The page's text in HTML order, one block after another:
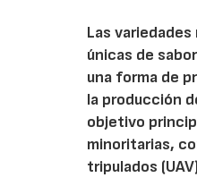
Las
únicas de
una forma de
la producción
objetivo
minoritarias,
tripulados